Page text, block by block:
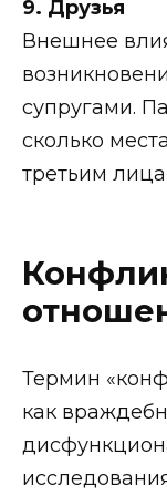
9. Друзья
Внешнее
супругами.
сколько
третьим
Термин
как